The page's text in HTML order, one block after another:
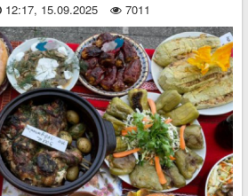
12:17, 15.09.2025 7011